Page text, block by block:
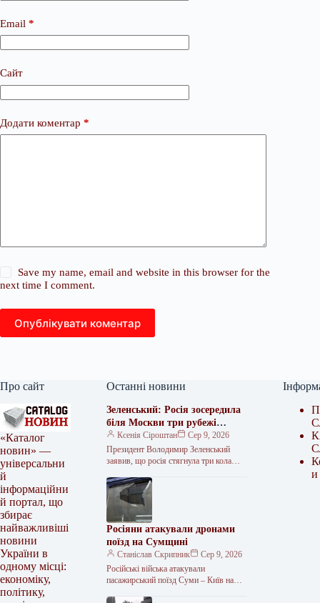
Email *
Сайт
Додати коментар *
Save my name, email and website in this browser for the
next time I comment.
Опублікувати коментар
Про сайт
«Каталог
новин» —
універсальни
й
інформаційни
й портал, що
збирає
найважливіші
новини
України в
одному місці:
економіку,
політику,
Останні новини
Зеленський: Росія зосередила
біля Москви три рубежі
протиповітряної оборони
Ксенія Сіроштан
Сер 9, 2026
Президент Володимир Зеленський
заявив, що росія стягнула три кола
посилення захисту Москви. «Але
скільки б у тебе…
Росіяни атакували дронами
поїзд на Сумщині
Станіслав Скрипник
Сер 9, 2026
Російські війська атакували
пасажирський поїзд Суми – Київ на
и